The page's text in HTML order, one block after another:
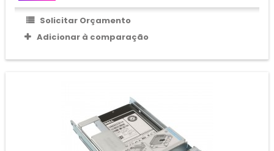
Solicitar Orçamento
Adicionar à comparação